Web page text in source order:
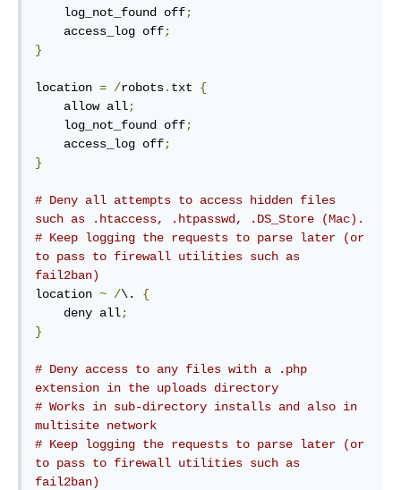
    log_not_found off
;
    access_log off
;
}
location = /robots. txt {
    allow all
;
    log_not_found off
;
    access_log off
;
}
# Deny all attempts to access hidden files
such as .htaccess, .htpasswd, .DS_Store (Mac).
# Keep logging the requests to parse later (or
to pass to firewall utilities such as
fail2ban)
location ~ /\. {
    deny all
;
}
# Deny access to any files with a .php
extension in the uploads directory
# Works in sub-directory installs and also in
multisite network
# Keep logging the requests to parse later (or
to pass to firewall utilities such as
fail2ban)